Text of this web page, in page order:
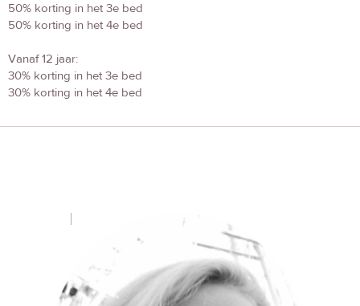
50% korting in het 3e bed
50% korting in het 4e bed
Vanaf 12 jaar:
30% korting in het 3e bed
30% korting in het 4e bed